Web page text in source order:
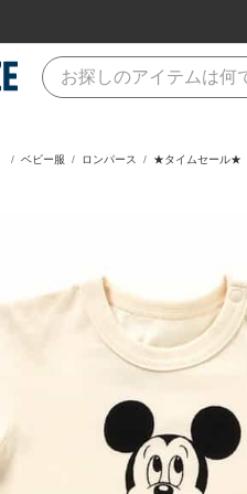
ベビー服 ロンパース ★タイムセール★